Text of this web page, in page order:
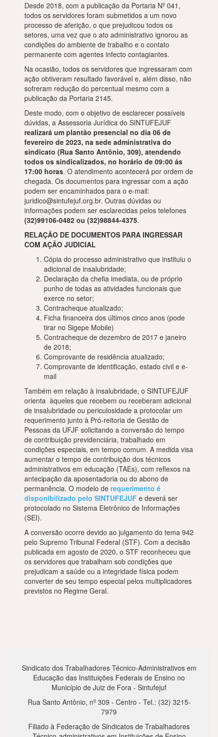
Desde 2018, com a publicação da Portaria Nº 041,
todos os servidores foram submetidos a um novo
processo de aferição, o que prejudicou todos os
setores, uma vez que o ato administrativo ignorou as
condições do ambiente de trabalho e o contato
permanente com agentes infecto contagiantes.
Na ocasião, todos os servidores que ingressaram com
ação obtiveram resultado favorável e, além disso, não
sofreram redução do percentual mesmo com a
publicação da Portaria 2145.
Deste modo, com o objetivo de esclarecer possíveis
dúvidas, a Assessoria Jurídica do SINTUFEJUF
realizará um plantão presencial no dia 06 de
fevereiro de 2023, na sede administrativa do
sindicato (Rua Santo Antônio, 309), atendendo
todos os sindicalizados, no horário de 09:00 ás
17:00 horas. O atendimento acontecerá por ordem de
chegada. Os documentos para ingressar com a ação
podem ser encaminhados para o e-mail:
juridico@sintufejuf.org.br. Outras dúvidas ou
informações podem ser esclarecidas pelos telefones
(32)99106-0482 ou (32)98844-4375.
RELAÇÃO DE DOCUMENTOS PARA INGRESSAR
COM AÇÃO JUDICIAL
Cópia do processo administrativo que instituiu o
adicional de insalubridade;
Declaração da chefia imediata, ou de próprio
punho de todas as atividades funcionais que
exerce no setor;
Contracheque atualizado;
Ficha financeira dos últimos cinco anos (pode
tirar no Sigepe Mobile)
Contracheque de dezembro de 2017 e janeiro
de 2018;
Comprovante de residência atualizado;
Comprovante de identificação, estado civil e e-
mail
Também em relação à insalubridade, o SINTUFEJUF
orienta àqueles que recebem ou receberam adicional
de insalubridade ou periculosidade a protocolar um
requerimento junto à Pró-reitoria de Gestão de
Pessoas da UFJF solicitando a conversão do tempo
de contribuição previdenciária, trabalhado em
condições especiais, em tempo comum. A medida visa
aumentar o tempo de contribuição dos técnicos
administrativos em educação (TAEs), com reflexos na
antecipação da aposentadoria ou do abono de
permanência. O modelo de requerimento é
disponibilizado pelo SINTUFEJUF e deverá ser
protocolado no Sistema Eletrônico de Informações
(SEI).
A conversão ocorre devido ao julgamento do tema 942
pelo Supremo Tribunal Federal (STF). Com a decisão
publicada em agosto de 2020, o STF reconheceu que
os servidores que trabalham sob condições que
prejudicam a saúde ou a integridade física podem
converter de seu tempo especial pelos multiplicadores
previstos no Regime Geral.
Sindicato dos Trabalhadores Técnico-Administrativos em
Educação das Instituições Federais de Ensino no
Município de Juiz de Fora - Sintufejuf
Rua Santo Antônio, nº 309 - Centro - Tel.: (32) 3215-
7979
Filiado à Federação de Sindicatos de Trabalhadores